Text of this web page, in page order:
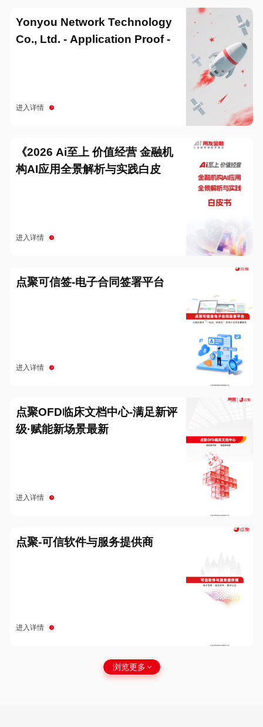
Yonyou Network Technology
Co., Ltd. - Application Proof -
进入详情
《2026 Ai至上 价值经营 金融机
构AI应用全景解析与实践白皮
进入详情
点聚可信签-电子合同签署平台
进入详情
点聚OFD临床文档中心-满足新评
级·赋能新场景最新
进入详情
点聚-可信软件与服务提供商
进入详情
浏览更多